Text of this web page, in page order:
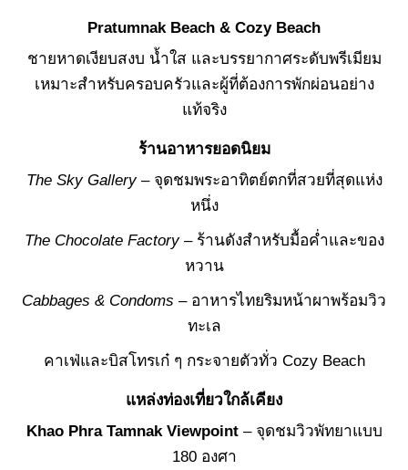
Pratumnak Beach & Cozy Beach
ชายหาดเงียบสงบ น้ำใส และบรรยากาศระดับพรีเมียม
เหมาะสำหรับครอบครัวและผู้ที่ต้องการพักผ่อนอย่าง
แท้จริง
ร้านอาหารยอดนิยม
The Sky Gallery– จุดชมพระอาทิตย์ตกที่สวยที่สุดแห่ง
หนึ่ง
The Chocolate Factory– ร้านดังสำหรับมื้อค่ำและของ
หวาน
Cabbages & Condoms – อาหารไทยริมหน้าผาพร้อมวิว
ทะเล
คาเฟ่และบิสโทรเก๋ ๆ กระจายตัวทั่ว Cozy Beach
แหล่งท่องเที่ยวใกล้เคียง
Khao Phra Tamnak Viewpoint– จุดชมวิวพัทยาแบบ
180 องศา